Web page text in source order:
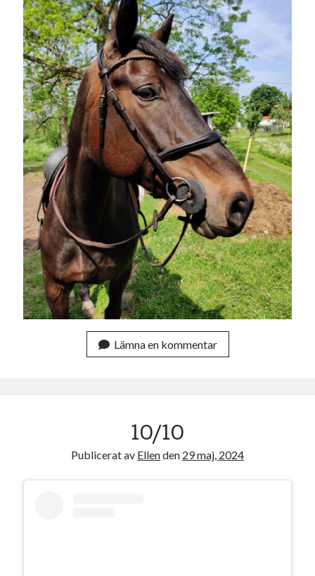
mars 2026
februari 2026
januari 2026
december 2025
november 2025
oktober 2025
september 2025
augusti 2025
juli 2025
juni 2025
maj 2025
april 2025
mars 2025
februari 2025
januari 2025
december 2024
november 2024
oktober 2024
september 2024
november 2023
Lämna en kommentar
10/10
Publicerat av Ellenden 29 maj, 2024